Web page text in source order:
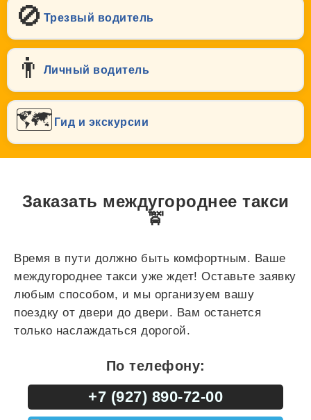
🚫 Трезвый водитель
👨 Личный водитель
🗺️ Гид и экскурсии
Заказать междугороднее такси
🚖
Время в пути должно быть комфортным. Ваше
междугороднее такси уже ждет! Оставьте заявку
любым способом, и мы организуем вашу
поездку от двери до двери. Вам останется
только наслаждаться дорогой.
По телефону:
+7 (927) 890-72-00